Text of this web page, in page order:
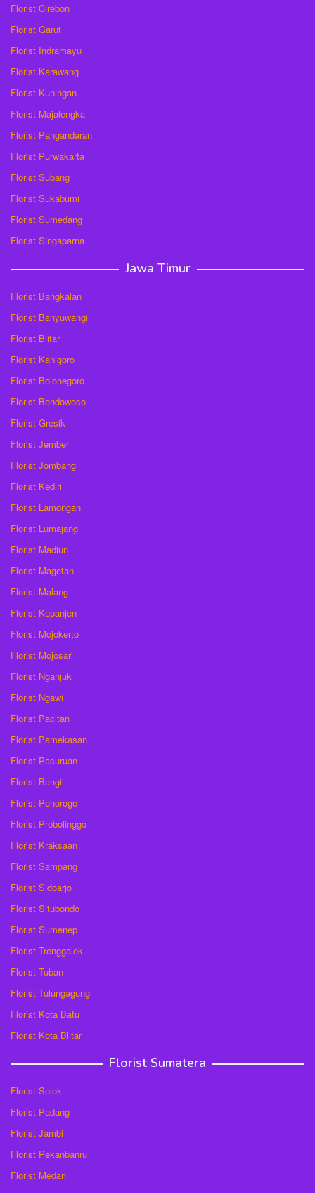
Florist Cirebon
Florist Garut
Florist Indramayu
Florist Karawang
Florist Kuningan
Florist Majalengka
Florist Pangandaran
Florist Purwakarta
Florist Subang
Florist Sukabumi
Florist Sumedang
Florist Singaparna
Jawa Timur
Florist Bangkalan
Florist Banyuwangi
Florist Blitar
Florist Kanigoro
Florist Bojonegoro
Florist Bondowoso
Florist Gresik
Florist Jember
Florist Jombang
Florist Kediri
Florist Lamongan
Florist Lumajang
Florist Madiun
Florist Magetan
Florist Malang
Florist Kepanjen
Florist Mojokerto
Florist Mojosari
Florist Nganjuk
Florist Ngawi
Florist Pacitan
Florist Pamekasan
Florist Pasuruan
Florist Bangil
Florist Ponorogo
Florist Probolinggo
Florist Kraksaan
Florist Sampang
Florist Sidoarjo
Florist Situbondo
Florist Sumenep
Florist Trenggalek
Florist Tuban
Florist Tulungagung
Florist Kota Batu
Florist Kota Blitar
Florist Sumatera
Florist Solok
Florist Padang
Florist Jambi
Florist Pekanbanru
Florist Medan